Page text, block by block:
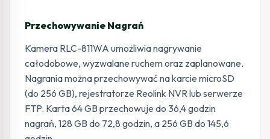
Przechowywanie Nagrań
Kamera RLC-811WA umożliwia nagrywanie
całodobowe, wyzwalane ruchem oraz zaplanowane.
Nagrania można przechowywać na karcie microSD
(do 256 GB), rejestratorze Reolink NVR lub serwerze
FTP. Karta 64 GB przechowuje do 36,4 godzin
nagrań, 128 GB do 72,8 godzin, a 256 GB do 145,6